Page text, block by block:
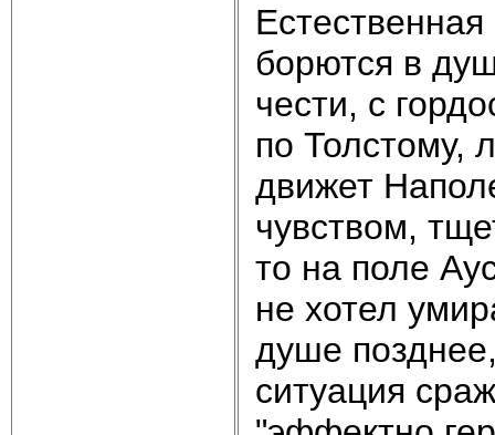
борются в
чести, с
по Толстому,
движет
чувством,
то на поле
не хотел
душе
ситуация